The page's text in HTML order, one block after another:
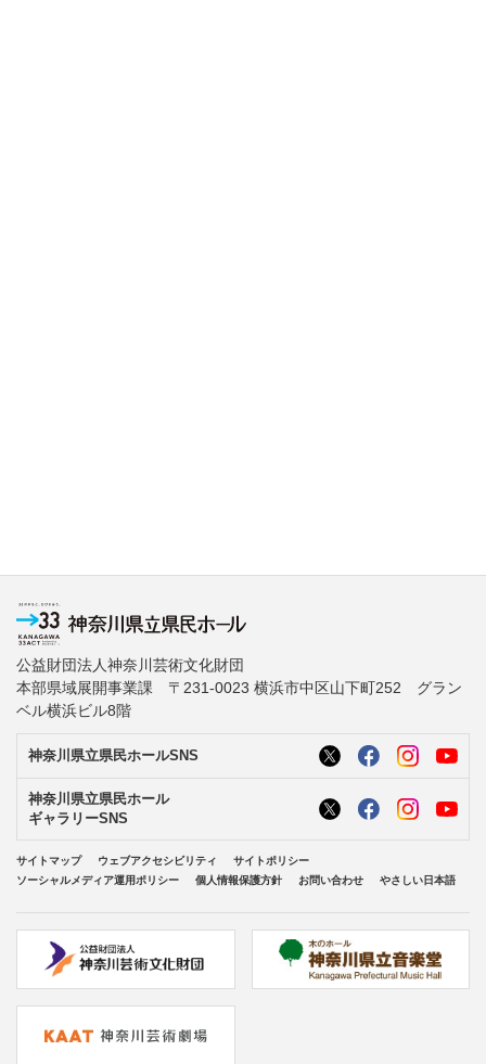
公益財団法人神奈川芸術文化財団
本部県域展開事業課 〒231-0023 横浜市中区山下町252 グラン
ベル横浜ビル8階
神奈川県立県民ホールSNS
神奈川県立県民ホール
ギャラリーSNS
サイトマップ ウェブアクセシビリティ
サイトポリシー
ソーシャルメディア運用ポリシー
個人情報保護方針 お問い合わせ やさしい日本語